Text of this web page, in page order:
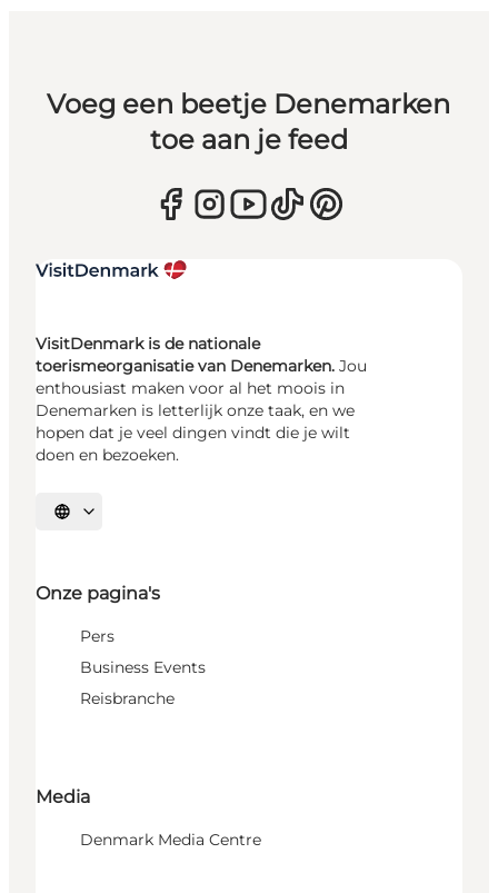
Voeg een beetje Denemarken
toe aan je feed
VisitDenmark is de nationale
toerismeorganisatie van Denemarken. Jou
enthousiast maken voor al het moois in
Denemarken is letterlijk onze taak, en we
hopen dat je veel dingen vindt die je wilt
doen en bezoeken.
Selecteer taal
Onze pagina's
Pers
Business Events
Reisbranche
Media
Denmark Media Centre